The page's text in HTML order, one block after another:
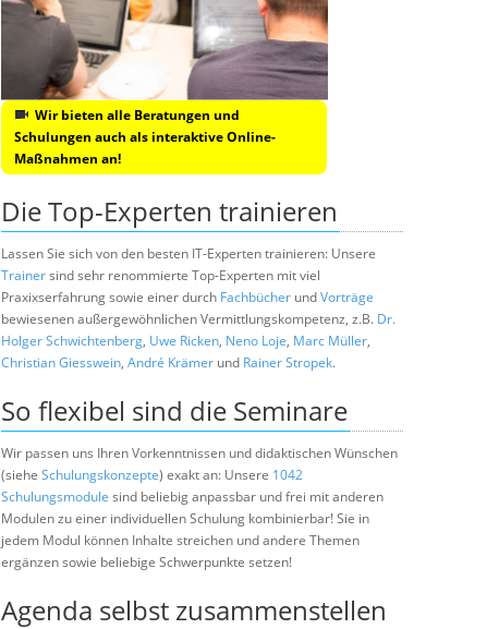
Wir bieten alle Beratungen und
Schulungen auch als interaktive Online-
Maßnahmen an!
Die Top-Experten trainieren
Lassen Sie sich von den besten IT-Experten trainieren: Unsere
Trainersind sehr renommierte Top-Experten mit viel
Praxixserfahrung sowie einer durch Fachbücher undVorträge
bewiesenen außergewöhnlichen Vermittlungskompetenz, z.B. Dr.
Holger Schwichtenberg, Uwe Ricken, Neno Loje, Marc Müller,
Christian Giesswein, André Krämer und Rainer Stropek.
So flexibel sind die Seminare
Wir passen uns Ihren Vorkenntnissen und didaktischen Wünschen
(siehe Schulungskonzepte) exakt an: Unsere 1042
Schulungsmodule sind beliebig anpassbar und frei mit anderen
Modulen zu einer individuellen Schulung kombinierbar! Sie in
jedem Modul können Inhalte streichen und andere Themen
ergänzen sowie beliebige Schwerpunkte setzen!
Agenda selbst zusammenstellen